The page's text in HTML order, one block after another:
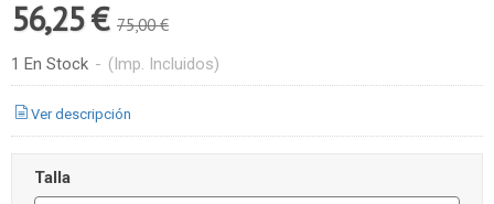
56,25 € 75,00 €
1 En Stock - (Imp. Incluidos)
Ver descripción
Talla